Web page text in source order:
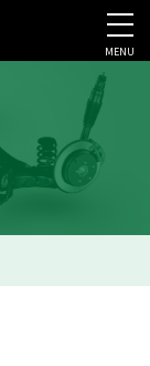
会社案内・採用・IR
MENU